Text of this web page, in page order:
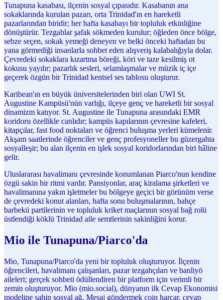
Tunapuna kasabası, ilçenin sosyal çıpasıdır. Kasabanın ana
sokaklarında kurulan pazarı, orta Trinidad'ın en hareketli
pazarlarından biridir; her hafta kasabayı bir topluluk etkinliğine
dönüştürür. Tezgahlar şafak sökmeden kurulur; öğleden önce bölge,
sebze seçen, sokak yemeği deneyen ve belki önceki haftadan bu
yana görmediği insanlarla sohbet eden alışveriş kalabalığıyla dolar.
Çevredeki sokaklara kızartma böreği, köri ve taze kesilmiş ot
kokusu yayılır; pazarlık sesleri, selamlaşmalar ve müzik iç içe
geçerek özgün bir Trinidad kentsel ses tablosu oluşturur.
Karibean'ın en büyük üniversitelerinden biri olan UWI St.
Augustine Kampüsü'nün varlığı, ilçeye genç ve hareketli bir sosyal
dinamizm katıyor. St. Augustine ile Tunapuna arasındaki EMR
koridoru özellikle canlıdır; kampüs kapılarının çevresine kafeleri,
kitapçılar, fast food noktaları ve öğrenci buluşma yerleri kümelenir.
Akşam saatlerinde öğrenciler ve genç profesyoneller bu güzergahta
sosyalleşir; bu alan ilçenin en işlek sosyal koridorlarından biri hâline
gelir.
Uluslararası havalimanı çevresinde konumlanan Piarco'nun kendine
özgü sakin bir ritmi vardır. Pansiyonlar, araç kiralama şirketleri ve
havalimanına yakın işletmeler bu bölgeye geçici bir görünüm verse
de çevredeki konut alanları, hafta sonu buluşmalarının, bahçe
barbekü partilerinin ve topluluk kriket maçlarının sosyal bağ rolü
üstlendiği köklü Trinidad aile semtlerinin sakinliğini korur.
Mio ile Tunapuna/Piarco'da
Mio, Tunapuna/Piarco'da yeni bir topluluk oluşturuyor. İlçenin
öğrencileri, havalimanı çalışanları, pazar tezgahçıları ve banliyö
aileleri; gerçek sohbeti ödüllendiren bir platform için verimli bir
zemin oluşturuyor. Mio (mio.social), dünyanın ilk Cevap Ekonomisi
modeline sahip sosyal ağ. Mesaj göndermek coin harcar, cevap